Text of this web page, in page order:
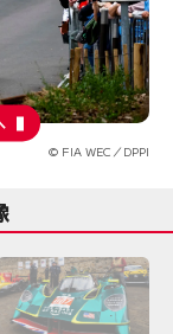
© FIA WEC／DPPI